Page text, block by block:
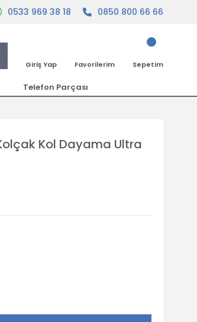
0533 969 38 18 0850 800 66 66
Giriş Yap Favorilerim Sepetim
Telefon Parçası
Kol Dayama Ultra